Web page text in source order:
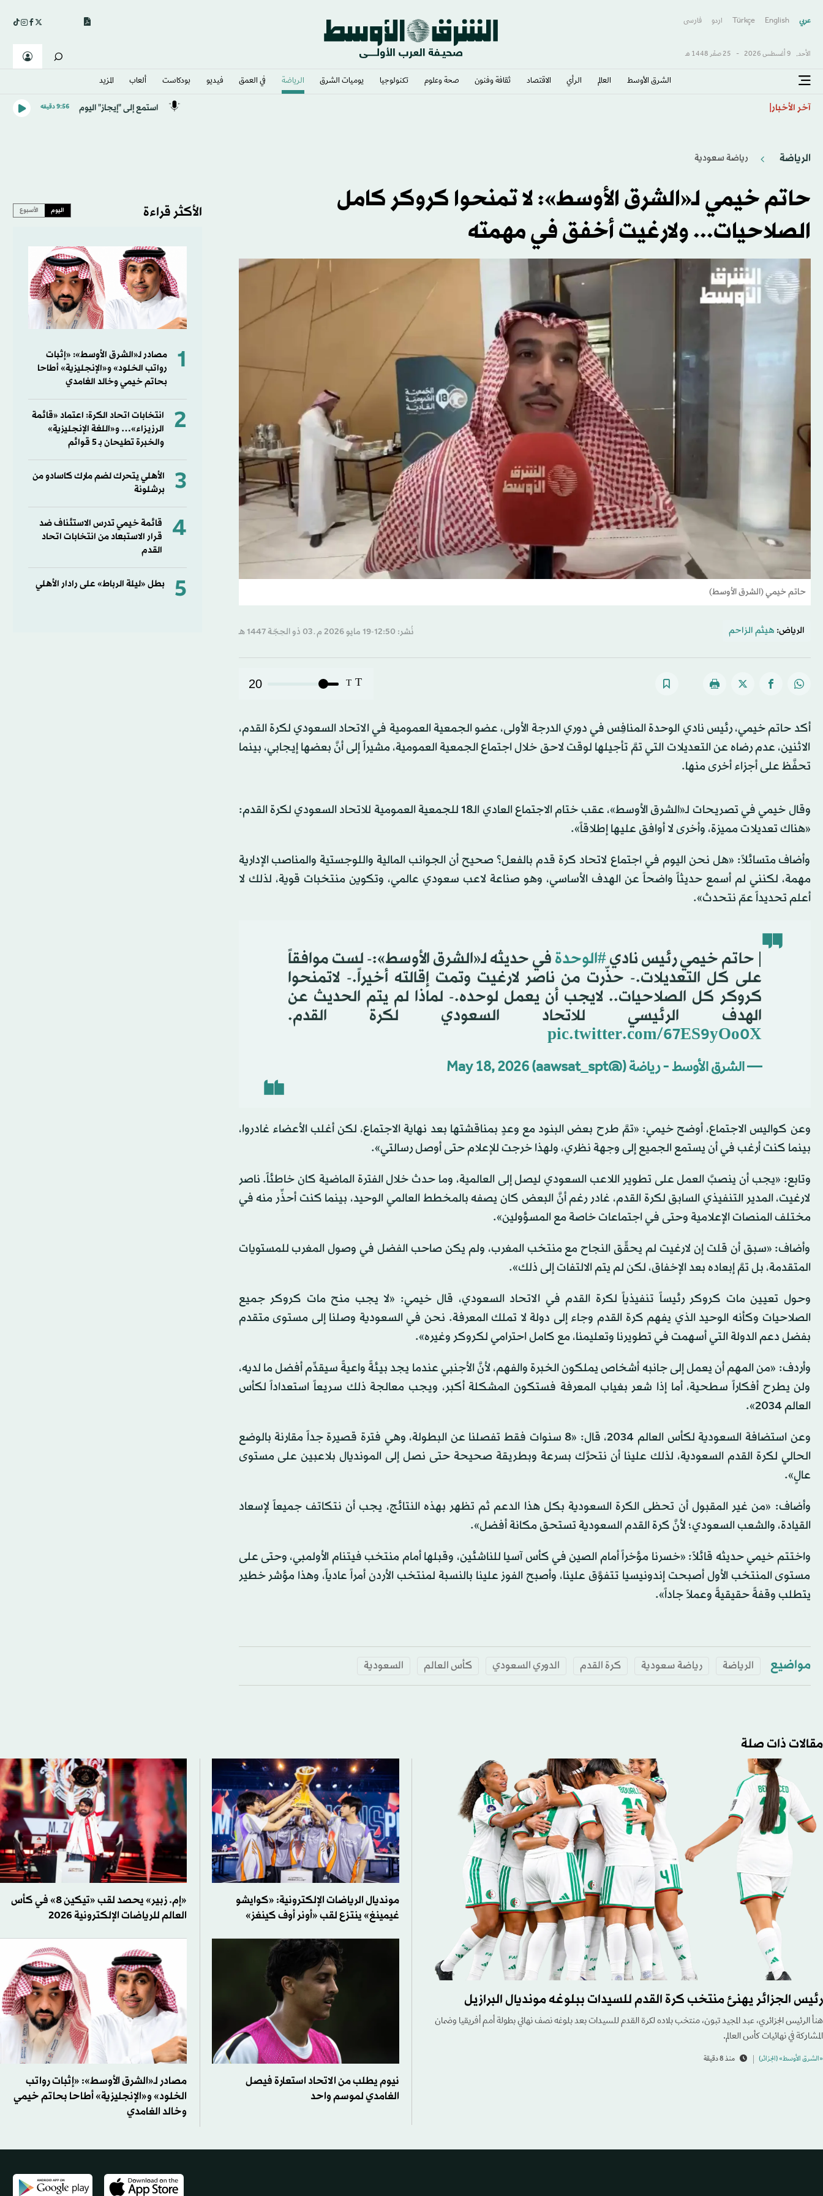
عربي English
Türkçe اردو فارسى
الأحد, 9 أغسطس 2026 - 25 صفَر 1448 هـ
الشرق الأوسط​ العالم الرأي الاقتصاد ثقافة وفنون صحة وعلوم تكنولوجيا يوميات الشرق​ الرياضة في العمق فيديو بودكاست ألعاب المزيد
آخر الأخبار استمع إلى "إيجاز" اليوم 9:56 دقيقه
الرياضة رياضة سعودية
حاتم خيمي لـ«الشرق الأوسط»: لا تمنحوا كروكر كامل
الصلاحيات... ولارغيت أخفق في مهمته
حاتم خيمي (الشرق الأوسط)
الرياض: هيثم الزاحم نُشر: 12:50-19 مايو 2026 م ـ 03 ذو الحِجّة 1447 هـ
T
T
20
أكد حاتم خيمي، رئيس نادي الوحدة المنافِس في دوري الدرجة الأولى، عضو الجمعية العمومية في الاتحاد السعودي لكرة القدم،
الاثنين، عدم رضاه عن التعديلات التي تمَّ تأجيلها لوقت لاحق خلال اجتماع الجمعية العمومية، مشيراً إلى أنَّ بعضها إيجابي، بينما
تحفَّظ على أجزاء أخرى منها.
وقال خيمي في تصريحات لـ«الشرق الأوسط»، عقب ختام الاجتماع العادي الـ18 للجمعية العمومية للاتحاد السعودي لكرة القدم:
«هناك تعديلات مميزة، وأخرى لا أوافق عليها إطلاقاً».
وأضاف متسائلاً: «هل نحن اليوم في اجتماع لاتحاد كرة قدم بالفعل؟ صحيح أن الجوانب المالية واللوجستية والمناصب الإدارية
مهمة، لكنني لم أسمع حديثاً واضحاً عن الهدف الأساسي، وهو صناعة لاعب سعودي عالمي، وتكوين منتخبات قوية، لذلك لا
أعلم تحديداً عمّ نتحدث».
️| حاتم خيمي رئيس نادي#الوحدة في حديثه لـ«الشرق الأوسط»:- لست موافقاً
على كل التعديلات.- حذّرت من ناصر لارغيت وتمت إقالته أخيراً.- لاتمنحوا
كروكر كل الصلاحيات.. لايجب أن يعمل لوحده.- لماذا لم يتم الحديث عن
الهدف الرئيسي للاتحاد السعودي لكرة القدم.
pic.twitter.com/67ES9yOo0X
— الشرق الأوسط - رياضة (@aawsat_spt) May 18, 2026
وعن كواليس الاجتماع، أوضح خيمي: «تمَّ طرح بعض البنود مع وعدٍ بمناقشتها بعد نهاية الاجتماع، لكن أغلب الأعضاء غادروا،
بينما كنت أرغب في أن يستمع الجميع إلى وجهة نظري، ولهذا خرجت للإعلام حتى أوصل رسالتي».
وتابع: «يجب أن ينصبَّ العمل على تطوير اللاعب السعودي ليصل إلى العالمية، وما حدث خلال الفترة الماضية كان خاطئاً. ناصر
لارغيت، المدير التنفيذي السابق لكرة القدم، غادر رغم أنَّ البعض كان يصفه بالمخطط العالمي الوحيد، بينما كنت أحذِّر منه في
مختلف المنصات الإعلامية وحتى في اجتماعات خاصة مع المسؤولين».
وأضاف: «سبق أن قلت إن لارغيت لم يحقِّق النجاح مع منتخب المغرب، ولم يكن صاحب الفضل في وصول المغرب للمستويات
المتقدمة، بل تمَّ إبعاده بعد الإخفاق، لكن لم يتم الالتفات إلى ذلك».
وحول تعيين مات كروكر رئيساً تنفيذياً لكرة القدم في الاتحاد السعودي، قال خيمي: «لا يجب منح مات كروكر جميع
الصلاحيات وكأنه الوحيد الذي يفهم كرة القدم وجاء إلى دولة لا تملك المعرفة. نحن في السعودية وصلنا إلى مستوى متقدم
بفضل دعم الدولة التي أسهمت في تطويرنا وتعليمنا، مع كامل احترامي لكروكر وغيره».
وأردف: «من المهم أن يعمل إلى جانبه أشخاص يملكون الخبرة والفهم، لأنَّ الأجنبي عندما يجد بيئةً واعيةً سيقدِّم أفضل ما لديه،
ولن يطرح أفكاراً سطحية، أما إذا شعر بغياب المعرفة فستكون المشكلة أكبر، ويجب معالجة ذلك سريعاً استعداداً لكأس
العالم 2034».
وعن استضافة السعودية
لكأس العالم 2034، قال: «8 سنوات فقط تفصلنا عن البطولة، وهي فترة قصيرة جداً مقارنة بالوضع
الحالي لكرة القدم السعودية، لذلك علينا أن نتحرَّك بسرعة وبطريقة صحيحة حتى نصل إلى المونديال بلاعبين على مستوى
عالٍ».
وأضاف: «من غير المقبول أن تحظى الكرة السعوديةبكل هذا الدعم ثم تظهر بهذه النتائج، يجب أن نتكاتف جميعاً لإسعاد
القيادة، والشعب السعودي؛ لأنَّ كرة القدمالسعوديةتستحق مكانة أفضل».
واختتم خيمي حديثه قائلاً: «خسرنا مؤخراً أمام الصين في كأس آسيا للناشئين، وقبلها أمام منتخب فيتنام الأولمبي، وحتى على
مستوى المنتخب الأول أصبحت إندونيسيا تتفوَّق علينا، وأصبح الفوز علينا بالنسبة لمنتخب الأردن أمراً عادياً، وهذا مؤشر خطير
يتطلب وقفةً حقيقيةً وعملاً جاداً».
مواضيع الرياضة رياضة سعودية كرة القدم الدوري السعودي كأس العالم السعودية
الأكثر قراءة اليوم الأسبوع
1
مصادر لـ«الشرق الأوسط»: «إثبات
رواتب الخلود» و«الإنجليزية» أطاحا
بحاتم خيمي وخالد الغامدي
2
انتخابات اتحاد الكرة: اعتماد «قائمة
الرزيزاء»… و«اللغة الإنجليزية»
والخبرة تطيحان بـ 5 قوائم
3
الأهلي يتحرك لضم مارك كاسادو من
برشلونة
4
قائمة خيمي تدرس الاستئناف ضد
قرار الاستبعاد من انتخابات اتحاد
القدم
5 بطل «ليلة الرباط» على رادار الأهلي
مقالات ذات صلة
رئيس الجزائر يهنئ منتخب كرة القدم للسيدات ببلوغه مونديال البرازيل
هنأ الرئيس الجزائري، عبد المجيد تبون، منتخب بلاده لكرة القدم للسيدات بعد بلوغه نصف نهائي بطولة أمم أفريقيا وضمان
المشاركة في نهائيات كأس العالم.
«الشرق الأوسط» (الجزائر) منذ 8 دقيقة
مونديال الرياضات الإلكترونية: «كوايشو
غيمينغ» ينتزع لقب «أونر أوف كينغز»
«إم. زبير» يحصد لقب «تيكين 8» في كأس
العالم للرياضات الإلكترونية 2026
نيوم يطلب من الاتحاد استعارة فيصل
الغامدي لموسم واحد
مصادر لـ«الشرق الأوسط»: «إثبات رواتب
الخلود» و«الإنجليزية» أطاحا بحاتم خيمي
وخالد الغامدي